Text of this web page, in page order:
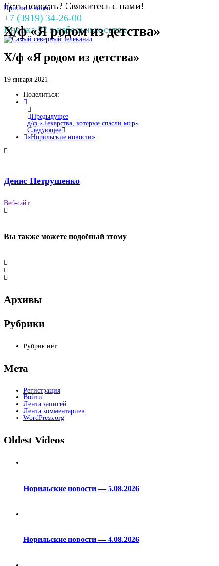
Есть новость? Свяжитесь с нами!
+7 (3919) 34-26-00
Кнопка 22 в кабельных сетях
Прислать видео
Х/ф «Я родом из детства»
Х/ф «Я родом из детства»
19 января 2021
Поделиться:
Предыдущее
д/ф «Лекарства, которые спасли мир»
Следующее
«Норильские новости»
Денис Петрушенко
Веб-сайт
Вы также можете подобный этому
Архивы
Рубрики
Рубрик нет
Мета
Регистрация
Войти
Лента записей
Лента комментариев
WordPress.org
Oldest Videos
Норильские новости — 5.08.2026
Норильские новости — 4.08.2026